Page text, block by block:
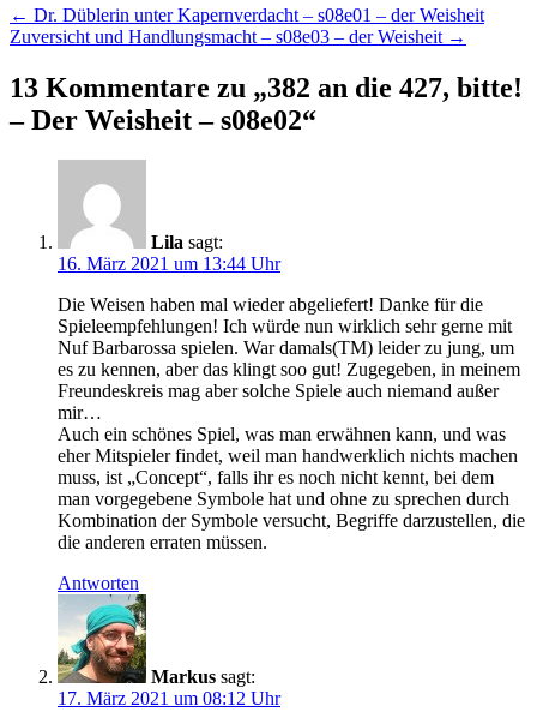
Beitragsnavigation
← Dr. Düblerin unter Kapernverdacht – s08e01 – der Weisheit
Zuversicht und Handlungsmacht – s08e03 – der Weisheit →
13 Kommentare zu „382 an die 427, bitte!
– Der Weisheit – s08e02“
Lila sagt:
16. März 2021 um 13:44 Uhr
Die Weisen haben mal wieder abgeliefert! Danke für die
Spieleempfehlungen! Ich würde nun wirklich sehr gerne mit
Nuf Barbarossa spielen. War damals(TM) leider zu jung, um
es zu kennen, aber das klingt soo gut! Zugegeben, in meinem
Freundeskreis mag aber solche Spiele auch niemand außer
mir…
Auch ein schönes Spiel, was man erwähnen kann, und was
eher Mitspieler findet, weil man handwerklich nichts machen
muss, ist „Concept“, falls ihr es noch nicht kennt, bei dem
man vorgegebene Symbole hat und ohne zu sprechen durch
Kombination der Symbole versucht, Begriffe darzustellen, die
die anderen erraten müssen.
Antworten
Markus sagt:
17. März 2021 um 08:12 Uhr